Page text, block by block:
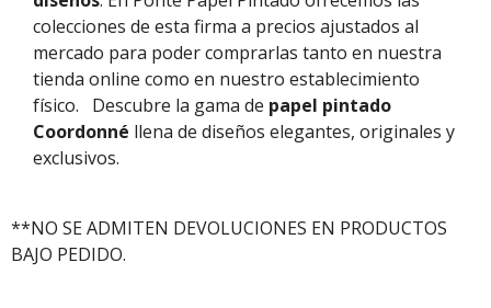
colecciones de esta firma a precios ajustados al
mercado para poder comprarlas tanto en nuestra
tienda online como en nuestro establecimiento
físico.
Descubre la gama de papel pintado
Coordonné llena de diseños elegantes, originales y
exclusivos.
**NO SE ADMITEN DEVOLUCIONES EN PRODUCTOS
BAJO PEDIDO.